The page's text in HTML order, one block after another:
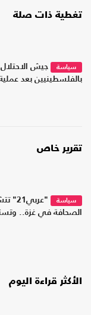
تغطية ذات صلة
سياسة
جيش
بالفلسطينيين بعد
تقرير خاص
سياسة
الصحافة في غزة..
الأكثر قراءة اليوم